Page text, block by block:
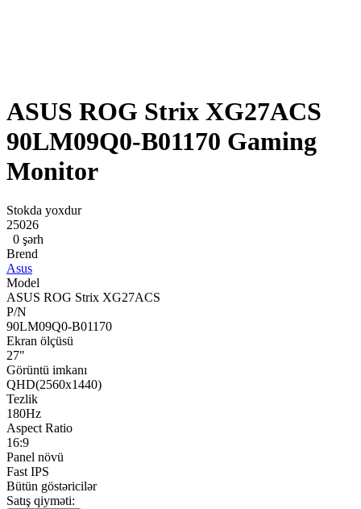
ASUS ROG Strix XG27ACS
90LM09Q0-B01170 Gaming
Monitor
Stokda yoxdur
25026
0 şərh
Brend
Asus
Model
ASUS ROG Strix XG27ACS
P/N
90LM09Q0-B01170
Ekran ölçüsü
27"
Görüntü imkanı
QHD(2560x1440)
Tezlik
180Hz
Aspect Ratio
16:9
Panel növü
Fast IPS
Bütün göstəricilər
Satış qiyməti: